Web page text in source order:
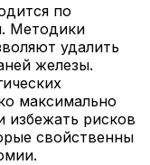
по
Методики
удалить
железы.
максимально
избежать рисков
свойственны